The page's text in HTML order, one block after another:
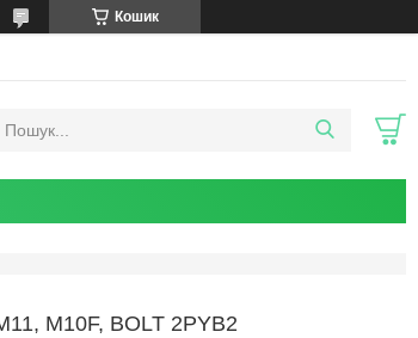
Кошик
M10F, BOLT 2PYB2